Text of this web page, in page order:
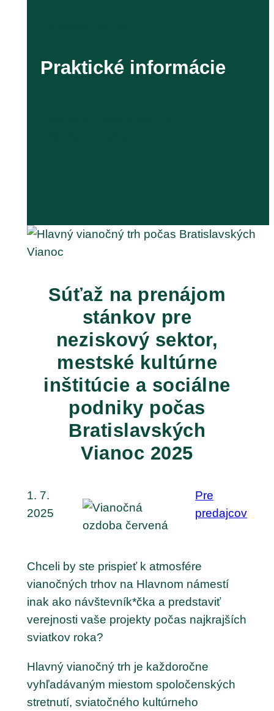
Praktické informácie
Súťaž na prenájom
stánkov pre
neziskový sektor,
mestské kultúrne
inštitúcie a sociálne
podniky počas
Bratislavských
Vianoc 2025
1. 7.
2025
Pre
predajcov
Chceli by ste prispieť k atmosfére
vianočných trhov na Hlavnom námestí
inak ako návštevník*čka a predstaviť
verejnosti vaše projekty počas najkrajších
sviatkov roka?
Hlavný vianočný trh je každoročne
vyhľadávaným miestom spoločenských
stretnutí, sviatočného kultúrneho